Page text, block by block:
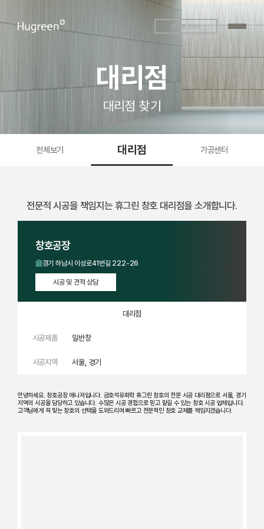
창.작품 상담소
대리점
대리점 찾기
전체보기 대리점 가공센터
전문적 시공을 책임지는 휴그린 창호 대리점을 소개합니다.
창호공장
경기 하남시 이성로41번길 222-26
시공 및 견적 상담
대리점
시공제품 일반창
시공지역 서울, 경기
안녕하세요. 창호공장 매니저입니다. 금호석유화학 휴그린 창호의 전문 시공 대리점으로 서울, 경기
지역의 시공을 담당하고 있습니다. 수많은 시공 경험으로 믿고 맡길 수 있는 창호 시공 업체입니다.
고객님에게 꼭 맞는 창호의 선택을 도와드리며 빠르고 전문적인 창호 교체를 책임지겠습니다.